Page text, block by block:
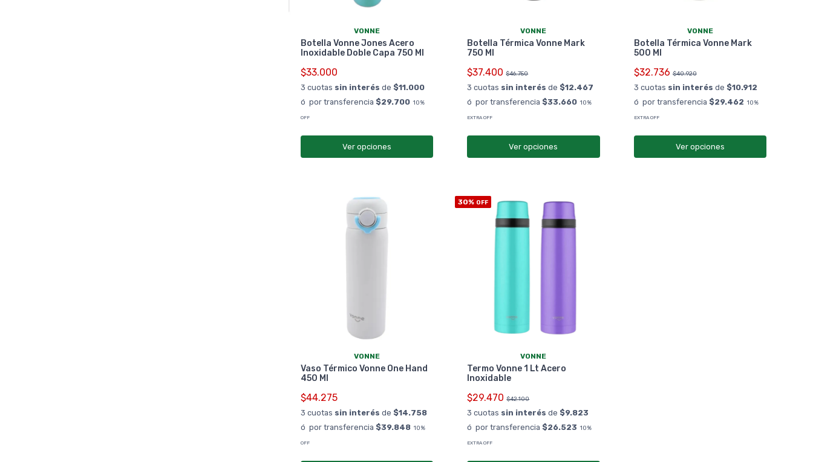
VONNE
Botella Vonne Jones Acero
Inoxidable Doble Capa 750 Ml
$33.000
3 cuotas sin interés de $11.000
ó por transferencia $29.700 10%
OFF
Ver opciones
VONNE
Botella Térmica Vonne Mark
750 Ml
$37.400 $46.750
3 cuotas sin interés de$12.467
ó por transferencia$33.660 10%
EXTRA OFF
Ver opciones
VONNE
Botella Térmica Vonne Mark
500 Ml
$32.736 $40.920
3 cuotas sin interés de $10.912
ó por transferencia $29.462 10%
EXTRA OFF
Ver opciones
VONNE
Vaso Térmico Vonne One Hand
450 Ml
$44.275
3 cuotas sin interés de $14.758
ó por transferencia $39.848 10%
OFF
30% OFF
VONNE
Termo Vonne 1 Lt Acero
Inoxidable
$29.470 $42.100
3 cuotas sin interés de$9.823
ó por transferencia$26.523 10%
EXTRA OFF